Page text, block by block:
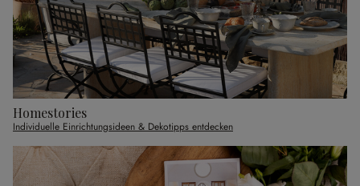
Homestories
Individuelle Einrichtungsideen & Dekotipps entdecken